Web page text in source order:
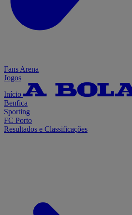
Fans Arena
Jogos
Início
Benfica
Sporting
FC Porto
Resultados e Classificações